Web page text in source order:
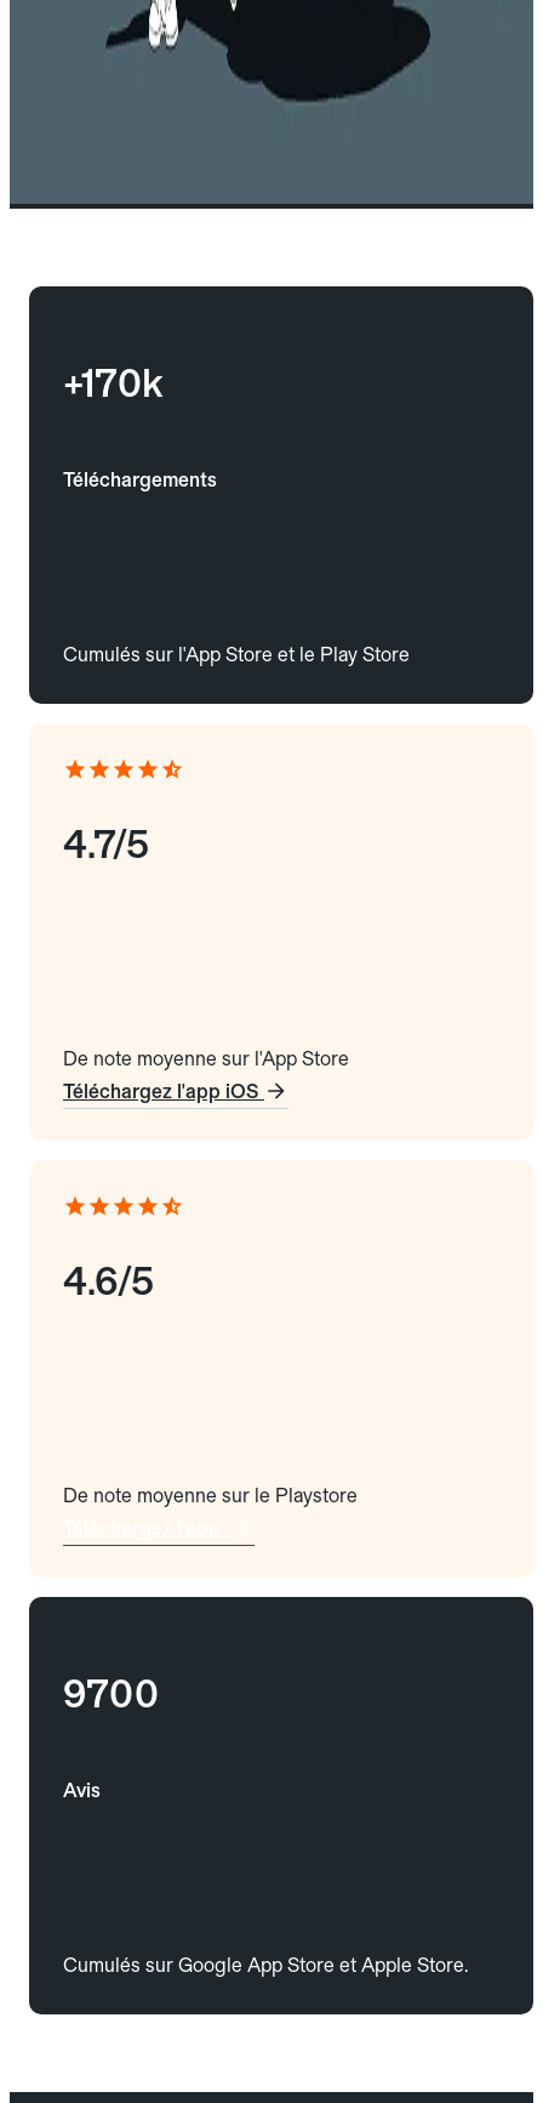
+170k
Téléchargements
Cumulés sur l'App Store et le Play Store
4.7/5
De note moyenne sur l'App Store
Téléchargez l'app iOS
4.6/5
De note moyenne sur le Playstore
9700
Avis
Cumulés sur Google App Store et Apple Store.